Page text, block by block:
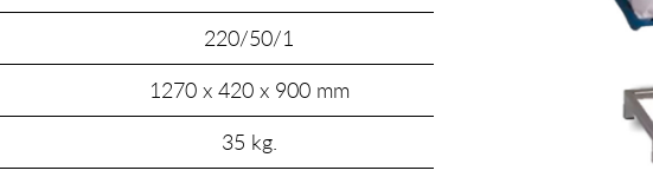
220/50/1
1270 x 420 x 900 mm
35 kg.